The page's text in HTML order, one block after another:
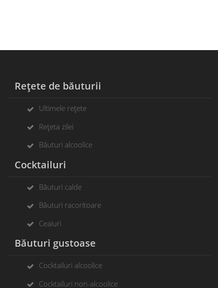
Rețete de băuturii
Ultimele rețete
Rețeta zilei
Băuturi alcoolice
Cocktailuri
Băuturi calde
Băuturi racoritoare
Ceaiuri
Băuturi gustoase
Cocktailuri alcoolice
Cocktailuri non-alcoolice